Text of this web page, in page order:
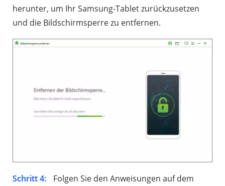
herunter, um Ihr Samsung-Tablet zurückzusetzen
und die Bildschirmsperre zu entfernen.
Schritt 4:
Folgen Sie den Anweisungen auf dem